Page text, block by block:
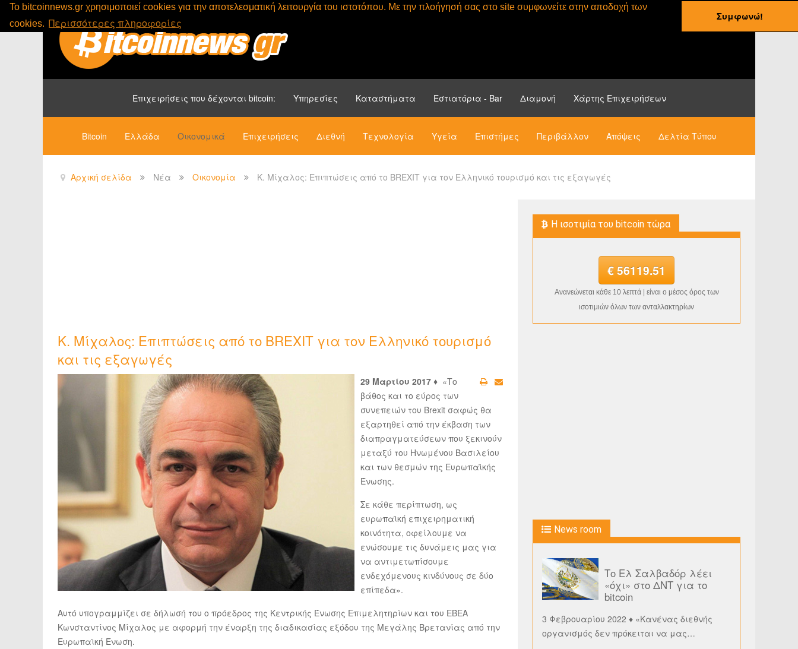
To bitcoinnews.gr χρησιμοποιεί cookies για την αποτελεσματική λειτουργία του ιστοτόπου. Με την πλοήγησή σας στο site συμφωνείτε στην αποδοχή των
cookies. Περισσότερες πληροφορίες Συμφωνώ!
Επιχειρήσεις που δέχονται bitcoin: Υπηρεσίες Καταστήματα Εστιατόρια - Bar Διαμονή Χάρτης Επιχειρήσεων
Bitcoin Ελλάδα Οικονομικά Επιχειρήσεις Διεθνή Τεχνολογία Υγεία Επιστήμες Περιβάλλον Απόψεις Δελτία Τύπου
Αρχική σελίδα Νέα Οικονομία Κ. Μίχαλος: Επιπτώσεις από το BREXIT για τον Ελληνικό τουρισμό και τις εξαγωγές
Κ. Μίχαλος: Επιπτώσεις από το BREXIT για τον Ελληνικό τουρισμό
και τις εξαγωγές
29 Μαρτίου 2017 ♦ «Το
βάθος και το εύρος των
συνεπειών του Brexit σαφώς θα
εξαρτηθεί από την έκβαση των
διαπραγματεύσεων που ξεκινούν
μεταξύ του Ηνωμένου Βασιλείου
και των θεσμών της Ευρωπαϊκής
Ένωσης.
Σε κάθε περίπτωση, ως
ευρωπαϊκή επιχειρηματική
κοινότητα, οφείλουμε να
ενώσουμε τις δυνάμεις μας για
να αντιμετωπίσουμε
ενδεχόμενους κινδύνους σε δύο
επίπεδα».
Αυτό υπογραμμίζει σε δήλωσή του ο πρόεδρος της Κεντρικής Ένωσης Επιμελητηρίων και του ΕΒΕΑ
Κωνσταντίνος Μίχαλος με αφορμή την έναρξη της διαδικασίας εξόδου της Μεγάλης Βρετανίας από την
Ευρωπαϊκή Ένωση.
H ισοτιμία του bitcoin τώρα
€ 56119.51
Ανανεώνεται κάθε 10 λεπτά | είναι ο μέσος όρος των
ισοτιμιών όλων των ανταλλακτηρίων
News room
Το Ελ Σαλβαδόρ λέει
«όχι» στο ΔΝΤ για το
bitcoin
3 Φεβρουαρίου 2022 ♦ «Κανένας διεθνής
οργανισμός δεν πρόκειται να μας…